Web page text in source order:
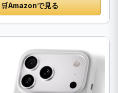
🛒Amazonで見る